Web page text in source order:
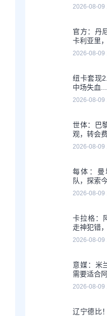
2026-08-09
官方：丹
卡利亚里，
2026-08-09
纽卡套现
中场失血...
2026-08-09
世体：巴
观，转会费
2026-08-09
每体：曼
队，探索
2026-08-09
卡拉格：
走神犯错，
2026-08-09
意媒：米
需要适合阿
2026-08-09
辽宁德比